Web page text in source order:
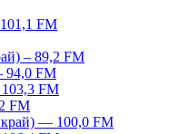
FM
– 89,2 FM
94,0 FM
FM
FM
край) — 100,0 FM